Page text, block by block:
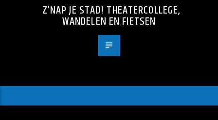
Z’NAP JE STAD! THEATERCOLLEGE,
WANDELEN EN FIETSEN